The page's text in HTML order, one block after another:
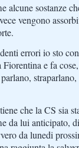
alcune sostanze
vengono
errori io sto
e fa
che la CS sia
da lui anticipato,
da lunedi